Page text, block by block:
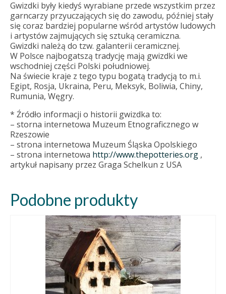
Gwizdki były kiedyś wyrabiane przede wszystkim przez
garncarzy przyuczających się do zawodu, później stały
się coraz bardziej popularne wśród artystów ludowych
i artystów zajmujących się sztuką ceramiczna.
Gwizdki należą do tzw. galanterii ceramicznej.
W Polsce najbogatszą tradycję mają gwizdki we
wschodniej części Polski południowej.
Na świecie kraje z tego typu bogatą tradycją to m.i.
Egipt, Rosja, Ukraina, Peru, Meksyk, Boliwia, Chiny,
Rumunia, Węgry.
* Źródło informacji o historii gwizdka to:
– storna internetowa Muzeum Etnograficznego w
Rzeszowie
– strona internetowa Muzeum Śląska Opolskiego
– strona internetowa http://www.thepotteries.org ,
artykuł napisany przez Graga Schelkun z USA
Podobne produkty